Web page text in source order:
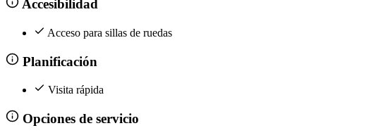
Accesibilidad
Acceso para sillas de ruedas
Planificación
Visita rápida
Opciones de servicio